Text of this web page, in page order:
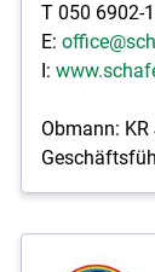
T 050 6902-
E:
I:
Obmann: